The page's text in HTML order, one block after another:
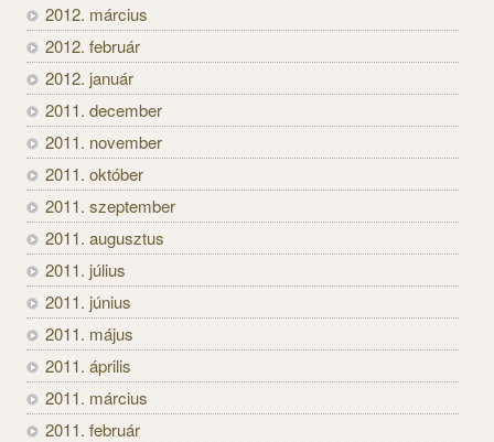
2012. március
2012. február
2012. január
2011. december
2011. november
2011. október
2011. szeptember
2011. augusztus
2011. július
2011. június
2011. május
2011. április
2011. március
2011. február